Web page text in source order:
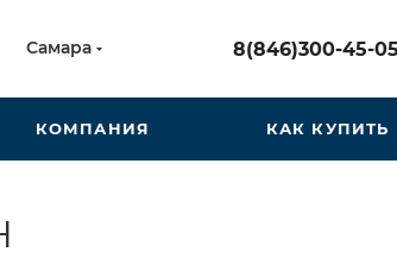
Самара 8(846)300-45-05
КОМПАНИЯ КАК КУПИТЬ